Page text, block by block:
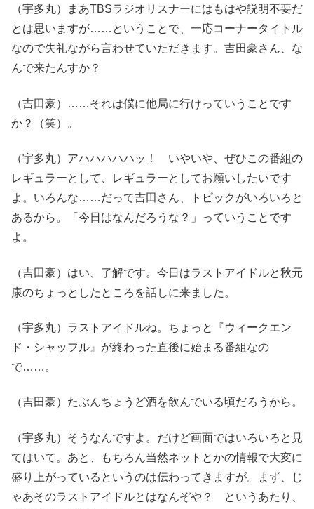
（宇多丸）まあTBSラジオリスナーにはもはや説明不要だ
とは思いますが……ということで、一応コーナータイトル
なので失礼ながら言わせていただきます。吉田豪さん、な
んで来たんすか？
（吉田豪）……それは僕に他局に行けっていうことです
か？（笑）。
（宇多丸）アハハハハハッ！ いやいや、ぜひこの番組の
レギュラーとして、レギュラーとしてお願いしたいです
よ。いろんな……だって吉田さん、トピックがいろいろと
あるから。「今日はなんだろうな？」っていうことです
よ。
（吉田豪）はい、了解です。今日はラストアイドルと秋元
康のちょっとしたところを話しに来ました。
（宇多丸）ラストアイドルね。ちょっと『ウィークエン
ド・シャッフル』が終わった直後に始まる番組なの
で……。
（吉田豪）たぶんちょうど酒を飲んでいる頃だろうから。
（宇多丸）そうなんですよ。だけど画面ではいろいろと見
てはいて。あと、もちろん当然ネットとかの情報で大変に
盛り上がっているというのは伝わってきますが。まず、じ
ゃあそのラストアイドルとはなんぞや？ というあたり、